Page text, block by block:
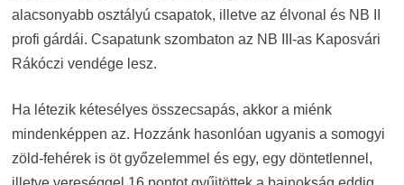
alacsonyabb osztályú csapatok, illetve az élvonal és NB II
profi gárdái. Csapatunk szombaton az NB III-as Kaposvári
Rákóczi vendége lesz.
Ha létezik kétesélyes összecsapás, akkor a miénk
mindenképpen az. Hozzánk hasonlóan ugyanis a somogyi
zöld-fehérek is öt győzelemmel és egy, egy döntetlennel,